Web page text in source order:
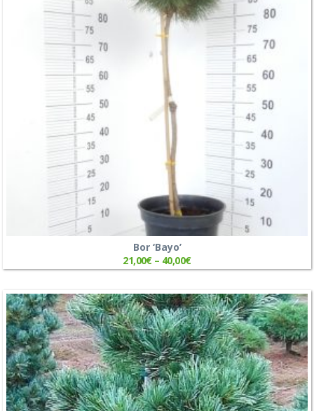
Bor ‘Bayo’
21,00€– 40,00€